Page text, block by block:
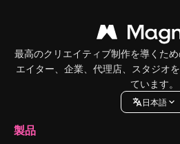
最高のクリエイティブ制作を導くた
エイター、企業、代理店、スタジオ
ています。
日本語
製品